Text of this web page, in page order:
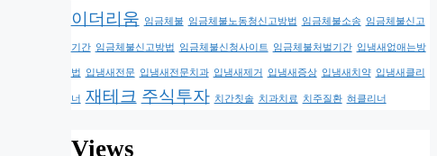
이더리움 임금체불 임금체불노동청신고방법 임금체불소송 임금체불신고
기간 임금체불신고방법 임금체불신청사이트 임금체불처벌기간 입냄새없애는방
법 입냄새전문 입냄새전문치과 입냄새제거 입냄새증상 입냄새치약 입냄새클리
너 재테크 주식투자 치간칫솔 치과치료 치주질환 혀클리너
Views